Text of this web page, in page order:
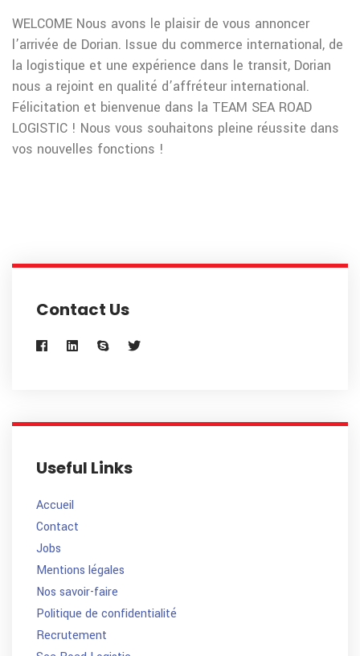
WELCOME Nous avons le plaisir de vous annoncer
l’arrivée de Dorian. Issue du commerce international, de
la logistique et une expérience dans le transit, Dorian
nous a rejoint en qualité d’affréteur international.
Félicitation et bienvenue dans la TEAM SEA ROAD
LOGISTIC ! Nous vous souhaitons pleine réussite dans
vos nouvelles fonctions !
Contact Us
Useful Links
Accueil
Contact
Jobs
Mentions légales
Nos savoir-faire
Politique de confidentialité
Recrutement